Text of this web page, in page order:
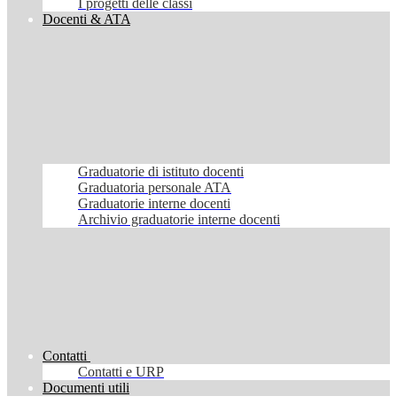
I progetti delle classi
Docenti & ATA
Graduatorie di istituto docenti
Graduatoria personale ATA
Graduatorie interne docenti
Archivio graduatorie interne docenti
Contatti
Contatti e URP
Documenti utili